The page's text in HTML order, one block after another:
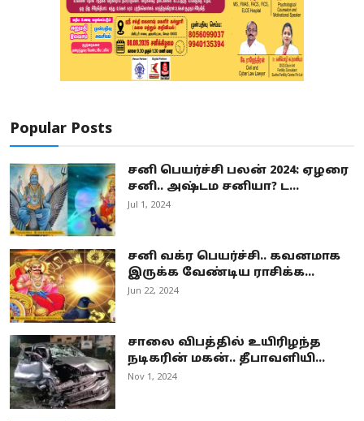
Popular Posts
சனி பெயர்ச்சி பலன் 2024: ஏழரை
சனி.. அஷ்டம சனியா? ட...
Jul 1, 2024
சனி வக்ர பெயர்ச்சி.. கவனமாக
இருக்க வேண்டிய ராசிக்க...
Jun 22, 2024
சாலை விபத்தில் உயிரிழந்த
நடிகரின் மகன்.. தீபாவளியி...
Nov 1, 2024